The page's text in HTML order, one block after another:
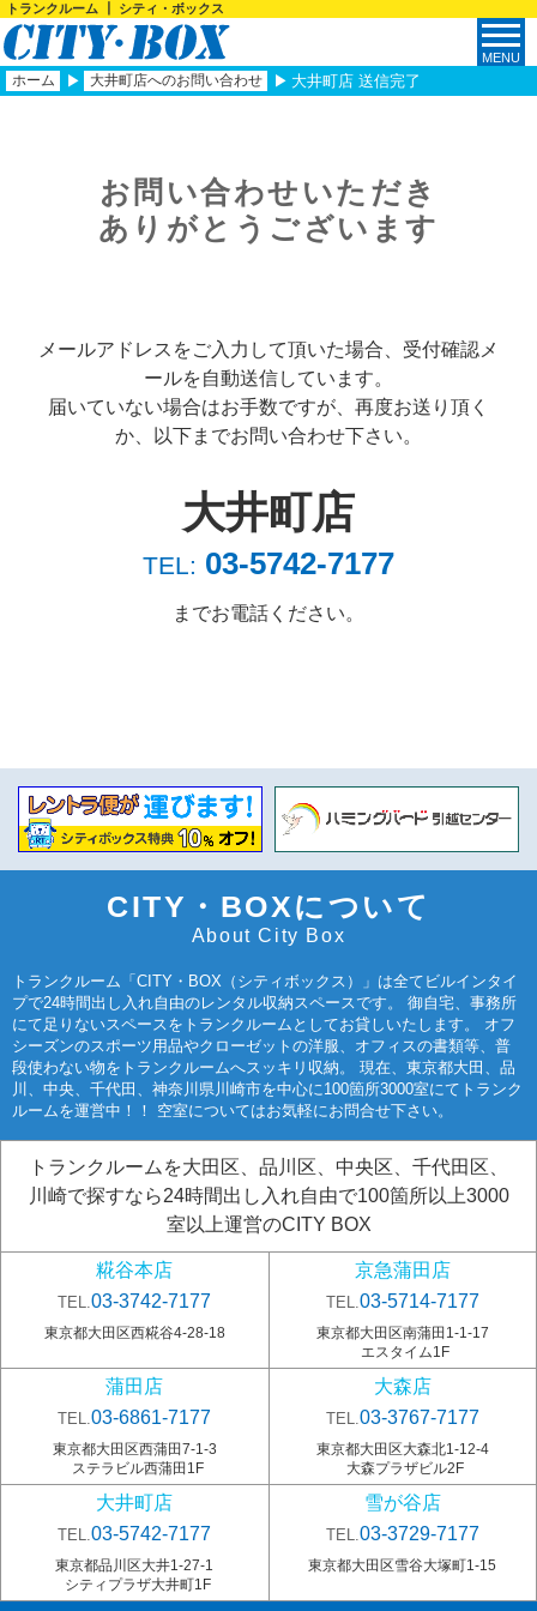
トランクルーム ┃ シティ・ボックス
ホーム 大井町店へのお問い合わせ 大井町店 送信完了
お問い合わせいただき
ありがとうございます
メールアドレスをご入力して頂いた場合、受付確認メ
ールを自動送信しています。
届いていない場合はお手数ですが、再度お送り頂く
か、以下までお問い合わせ下さい。
大井町店
TEL: 03-5742-7177
までお電話ください。
CITY・BOXについて
About City Box
トランクルーム「CITY・BOX（シティボックス）」は全てビルインタイ
プで24時間出し入れ自由のレンタル収納スペースです。 御自宅、事務所
にて足りないスペースをトランクルームとしてお貸しいたします。 オフ
シーズンのスポーツ用品やクローゼットの洋服、オフィスの書類等、普
段使わない物をトランクルームへスッキリ収納。 現在、東京都大田、品
川、中央、千代田、神奈川県川崎市を中心に100箇所3000室にてトランク
ルームを運営中！！ 空室についてはお気軽にお問合せ下さい。
トランクルームを大田区、品川区、中央区、千代田区、
川崎で探すなら24時間出し入れ自由で100箇所以上3000
室以上運営のCITY BOX
糀谷本店
TEL.03-3742-7177
東京都大田区西糀谷4-28-18
京急蒲田店
TEL. 03-5714-7177
東京都大田区南蒲田1-1-17
エスタイム1F
蒲田店
TEL.03-6861-7177
東京都大田区西蒲田7-1-3
ステラビル西蒲田1F
大森店
TEL. 03-3767-7177
東京都大田区大森北1-12-4
大森プラザビル2F
大井町店
TEL.03-5742-7177
東京都品川区大井1-27-1
シティプラザ大井町1F
雪が谷店
TEL. 03-3729-7177
東京都大田区雪谷大塚町1-15